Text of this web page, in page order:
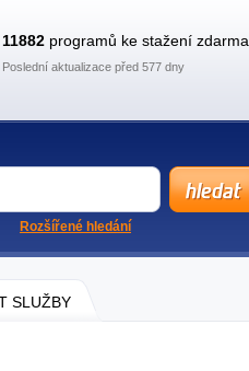
SLUŽBY
11882 programů ke stažení zdarma
Poslední aktualizace před 577 dny
Rozšířené hledání